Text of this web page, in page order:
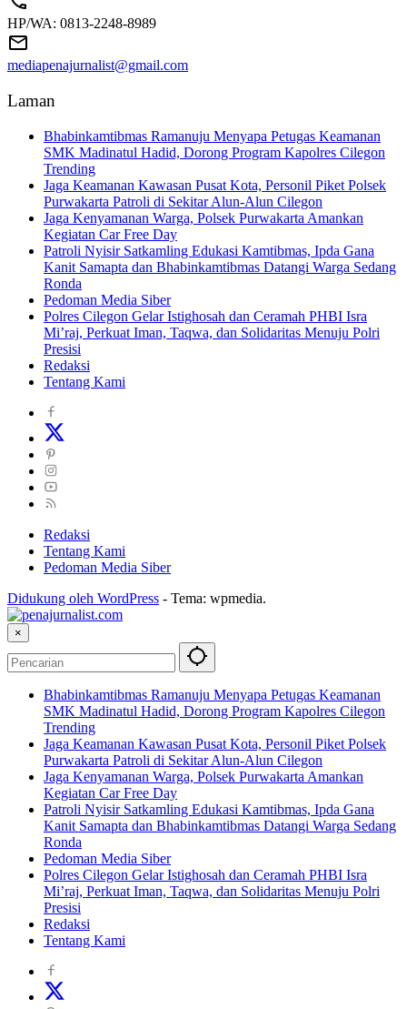
HP/WA: 0813-2248-8989
mediapenajurnalist@gmail.com
Laman
Bhabinkamtibmas Ramanuju Menyapa Petugas Keamanan
SMK Madinatul Hadid, Dorong Program Kapolres Cilegon
Trending
Jaga Keamanan Kawasan Pusat Kota, Personil Piket Polsek
Purwakarta Patroli di Sekitar Alun-Alun Cilegon
Jaga Kenyamanan Warga, Polsek Purwakarta Amankan
Kegiatan Car Free Day
Patroli Nyisir Satkamling Edukasi Kamtibmas, Ipda Gana
Kanit Samapta dan Bhabinkamtibmas Datangi Warga Sedang
Ronda
Pedoman Media Siber
Polres Cilegon Gelar Istighosah dan Ceramah PHBI Isra
Mi’raj, Perkuat Iman, Taqwa, dan Solidaritas Menuju Polri
Presisi
Redaksi
Tentang Kami
Redaksi
Tentang Kami
Pedoman Media Siber
Didukung oleh WordPress - Tema: wpmedia.
×
Bhabinkamtibmas Ramanuju Menyapa Petugas Keamanan
SMK Madinatul Hadid, Dorong Program Kapolres Cilegon
Trending
Jaga Keamanan Kawasan Pusat Kota, Personil Piket Polsek
Purwakarta Patroli di Sekitar Alun-Alun Cilegon
Jaga Kenyamanan Warga, Polsek Purwakarta Amankan
Kegiatan Car Free Day
Patroli Nyisir Satkamling Edukasi Kamtibmas, Ipda Gana
Kanit Samapta dan Bhabinkamtibmas Datangi Warga Sedang
Ronda
Pedoman Media Siber
Polres Cilegon Gelar Istighosah dan Ceramah PHBI Isra
Mi’raj, Perkuat Iman, Taqwa, dan Solidaritas Menuju Polri
Presisi
Redaksi
Tentang Kami